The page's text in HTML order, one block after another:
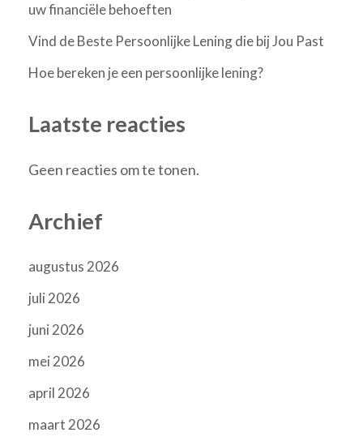
uw financiële behoeften
Vind de Beste Persoonlijke Lening die bij Jou Past
Hoe bereken je een persoonlijke lening?
Laatste reacties
Geen reacties om te tonen.
Archief
augustus 2026
juli 2026
juni 2026
mei 2026
april 2026
maart 2026